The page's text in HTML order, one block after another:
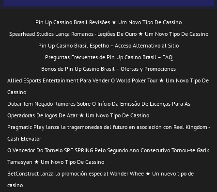
Pin Up Cassino Brasil Revisões ★ Um Novo Tipo De Cassino
Spearhead Studios Lança Romanos - Legiões De Ouro ★ Um Novo Tipo De Cassino
Pin Up Casino Brasil Espelho – Acceso Alternativo al Sitio
Preguntas Frecuentes de Pin Up Casino Brasil – FAQ
Bonos de Pin Up Casino Brasil – Ofertas y Promociones
Allied ESports Entertainment Para Vender O World Poker Tour ★ Um Novo Tipo De
Cassino
Dubai Tem Negado Rumores Sobre O Início Da Emissão De Licenças Para As
Operadoras De Jogos De Azar ★ Um Novo Tipo De Cassino
Pragmatic Play lanza la tragamonedas del futuro en asociación con Reel Kingdom -
Cash Elevator
O Vencedor Do Torneio SPF SPRING Pelo Segundo Ano Consecutivo Tornou-se Garik
Tamasyan ★ Um Novo Tipo De Cassino
BetConstruct lanza la promoción especial Wonder Whee ★ Un nuevo tipo de
casino